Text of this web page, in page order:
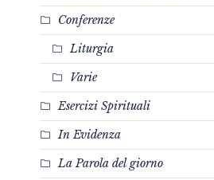
Conferenze
Liturgia
Varie
Esercizi Spirituali
In Evidenza
La Parola del giorno